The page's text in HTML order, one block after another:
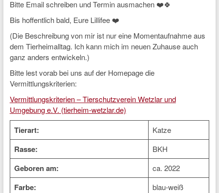
Bitte Email schreiben und Termin ausmachen ❤️🍀
Bis hoffentlich bald, Eure Lillifee ❤️
(Die Beschreibung von mir ist nur eine Momentaufnahme aus
dem Tierheimalltag. Ich kann mich im neuen Zuhause auch
ganz anders entwickeln.)
Bitte lest vorab bei uns auf der Homepage die
Vermittlungskriterien:
Vermittlungskriterien – Tierschutzverein Wetzlar und
Umgebung e.V. (tierheim-wetzlar.de)
Tierart: Katze
Rasse: BKH
Geboren am: ca. 2022
Farbe: blau-weiß